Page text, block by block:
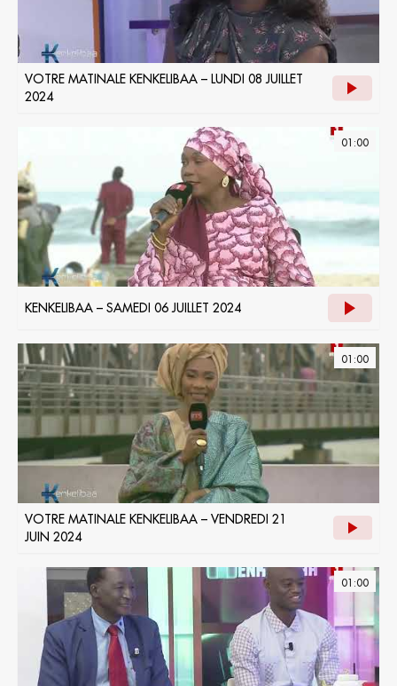
VOTRE MATINALE KENKELIBAA – LUNDI 08 JUILLET
2024
01:00
KENKELIBAA – SAMEDI 06 JUILLET 2024
01:00
VOTRE MATINALE KENKELIBAA – VENDREDI 21
JUIN 2024
01:00